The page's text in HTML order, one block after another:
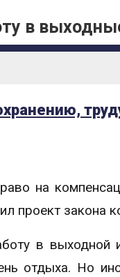
в
на
проект закона
в
отдыха. Но